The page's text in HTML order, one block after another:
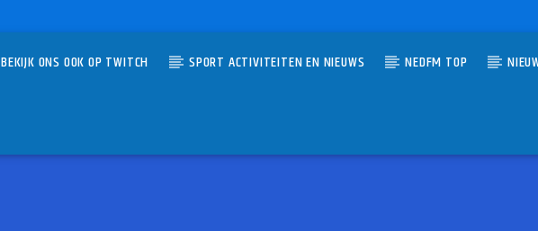
BEKIJK ONS OOK OP TWITCH SPORT ACTIVITEITEN EN NIEUWS NEDFM TOP